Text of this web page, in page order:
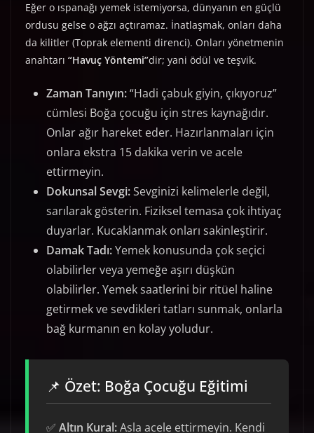
Eğer o ıspanağı yemek istemiyorsa, dünyanın en güçlü
ordusu gelse o ağzı açtıramaz. İnatlaşmak, onları daha
da kilitler (Toprak elementi direnci). Onları yönetmenin
anahtarı “Havuç Yöntemi”dir; yani ödül ve teşvik.
Zaman Tanıyın:“Hadi çabuk giyin, çıkıyoruz”
cümlesi Boğa çocuğu için stres kaynağıdır.
Onlar ağır hareket eder. Hazırlanmaları için
onlara ekstra 15 dakika verin ve acele
ettirmeyin.
Dokunsal Sevgi:Sevginizi kelimelerle değil,
sarılarak gösterin. Fiziksel temasa çok ihtiyaç
duyarlar. Kucaklanmak onları sakinleştirir.
Damak Tadı:Yemek konusunda çok seçici
olabilirler veya yemeğe aşırı düşkün
olabilirler. Yemek saatlerini bir ritüel haline
getirmek ve sevdikleri tatları sunmak, onlarla
bağ kurmanın en kolay yoludur.
📌 Özet: Boğa Çocuğu Eğitimi
✅ Altın Kural:Asla acele ettirmeyin. Kendi